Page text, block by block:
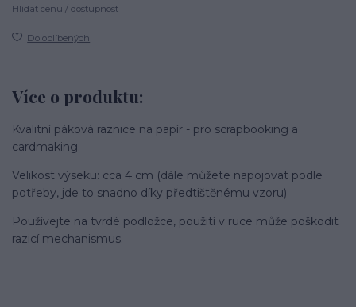
Hlídat cenu / dostupnost
Do oblíbených
Více o produktu:
Kvalitní páková raznice na papír - pro scrapbooking a
cardmaking.
Velikost výseku: cca 4 cm (dále můžete napojovat podle
potřeby, jde to snadno díky předtištěnému vzoru)
Používejte na tvrdé podložce, použití v ruce může poškodit
razicí mechanismus.